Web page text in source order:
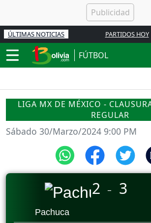
ÚLTIMAS NOTICIAS PARTIDOS HOY
FÚTBOL
LIGA MX DE MÉXICO -
REGULAR
Sábado 30/Marzo/2024 9:00 PM
Pachuca
2 _ 3